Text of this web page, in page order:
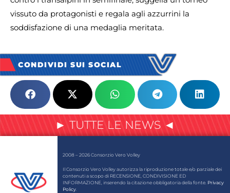
vissuto da protagonisti e regala agli azzurrini la
soddisfazione di una medaglia meritata.
CONDIVIDI SUI SOCIAL
► TUTTE LE NEWS ◄
2008 – 2026 Consorzio Vero Volley
Il Consorzio Vero Volley autorizza la riproduzione totale e/o parziale dei
contenuti a scopo di RECENSIONE, CONDIVISIONE ED
INFORMAZIONE, inserendo la citazione obbligatoria della fonte. Privacy
Policy